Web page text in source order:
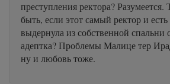
преступления ректора? Разумеется.
быть, если этот самый ректор и
выдернула из собственной спальни
адептка? Проблемы Малице тер
ну и любовь тоже.